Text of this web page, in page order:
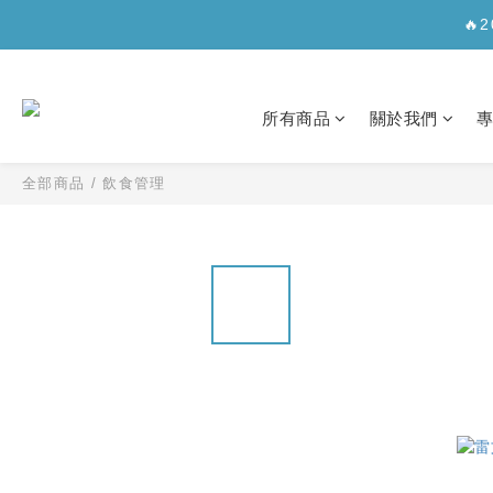
✨【
所有商品 關於我們
全部商品 /飲食管理